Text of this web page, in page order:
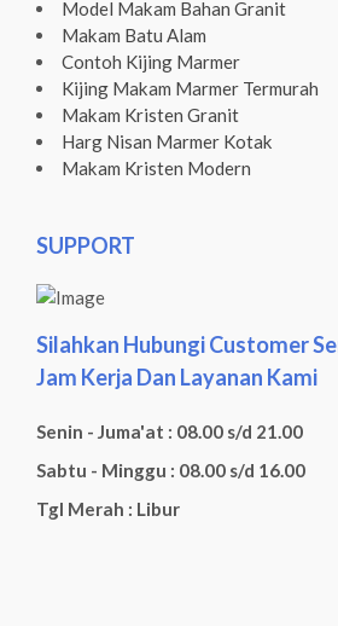
Model Makam Bahan Granit
Makam Batu Alam
Contoh Kijing Marmer
Kijing Makam Marmer Termurah
Makam Kristen Granit
Harg Nisan Marmer Kotak
Makam Kristen Modern
SUPPORT
Silahkan Hubungi Customer
Jam Kerja Dan Layanan Kami
Senin - Juma'at : 08.00 s/d 21.00
Sabtu - Minggu : 08.00 s/d 16.00
Tgl Merah : Libur